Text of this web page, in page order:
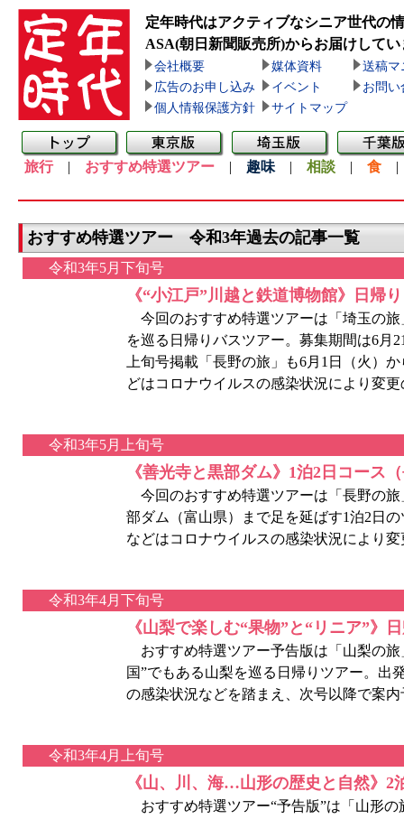
定年時代はアクティブなシニア世代の
ASA(朝日新聞販売所)からお届けしてい
会社概要 媒体資料
送稿マ
広告のお申し込み
イベント
お問い
個人情報保護方針
サイトマップ
旅行| おすすめ特選ツアー | 趣味 | 相談 | 食
おすすめ特選ツアー 令和3年過去の記事一覧
令和3年5月下旬号
《“小江戸”川越と鉄道博物館》日帰
今回のおすすめ特選ツアーは「埼玉の旅
を巡る日帰りバスツアー。募集期間は6月
上旬号掲載「長野の旅」も6月1日（火）
どはコロナウイルスの感染状況により変
令和3年5月上旬号
《善光寺と黒部ダム》1泊2日コース
今回のおすすめ特選ツアーは「長野の
部ダム（富山県）まで足を延ばす1泊2日
などはコロナウイルスの感染状況により
令和3年4月下旬号
《山梨で楽しむ“果物”と“リニア”》
おすすめ特選ツアー予告版は「山梨の旅
国”でもある山梨を巡る日帰りツアー。出
の感染状況などを踏まえ、次号以降で案内
令和3年4月上旬号
《山、川、海…山形の歴史と自然》2
おすすめ特選ツアー“予告版”は「山形